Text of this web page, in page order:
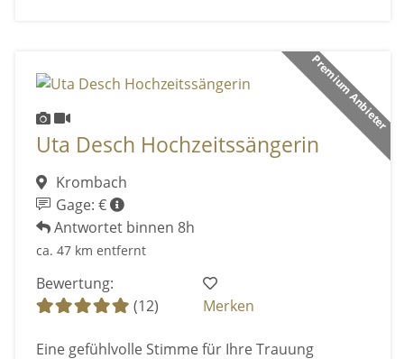
Premium Anbieter
Uta Desch Hochzeitssängerin
Krombach
Gage: €
Antwortet binnen 8h
ca. 47 km entfernt
Bewertung:
(12)
Merken
Eine gefühlvolle Stimme für Ihre Trauung